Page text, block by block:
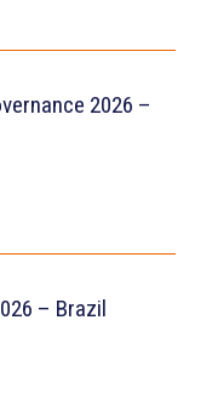
2026 –
– Brazil